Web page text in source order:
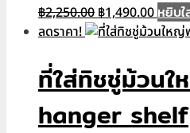
฿2,250.00 Original
price
฿2,250.00.
฿1,490.00
price
฿
หยิบใ
ลดราคา!
ที่ใส่ทิชชู่ม้วน
hanger shelf